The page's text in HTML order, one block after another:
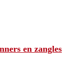
en zangles